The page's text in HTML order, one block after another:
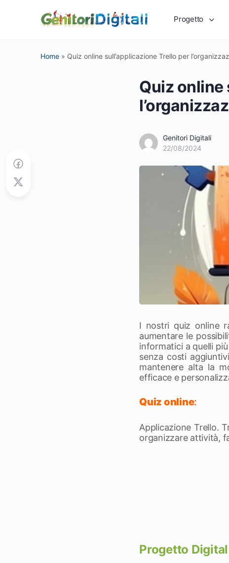
Progetto
Home » Quiz online sull’applicazione Trello per
Quiz online
Genitori Digitali
22/08/2024
I nostri quiz online
aumentare le
informatici a quelli
senza costi
mantenere alta la
efficace e
Quiz online:
Applicazione Trello.
organizzare attività,
Progetto